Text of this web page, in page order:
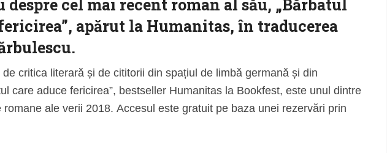
despre cel mai recent roman al său, „Bărbatul
apărut la Humanitas, în traducerea
critica literară și de cititorii din spațiul de limbă germană și din
care aduce fericirea”, bestseller Humanitas la Bookfest, este unul dintre
ale verii 2018. Accesul este gratuit pe baza unei rezervări prin